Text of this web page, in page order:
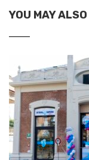
YOU MAY